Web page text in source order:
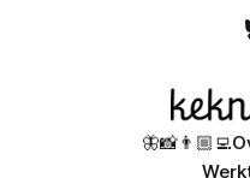
🦋📸👨🏼‍💻